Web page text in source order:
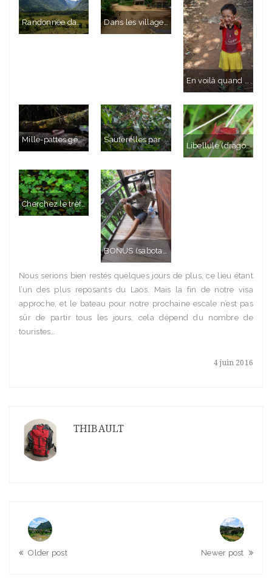
4 juin 2016
Randonnée dans les rizières, un peu plus vertes que celles du Myanmar Dans les villages reculés, nous n’osons pas prendre des photos des habitants, cela fait trop ‘zoo’, et le décalage paraît énorme entre nos tenues de randonnée et certains enfants presques nus. Attention, la nudité chez les enfants n’est pas forcément liée à la pauvreté, mais semble juste l’habit le plus simple plutôt que de changer des couches…
En voilà quand même une sympa.
Mille-pattes géant ! Sauterelles par milliards sur un arbre bien particulier. On croyait entendre la pluie en passant à côté, c’était juste ces milliers d’insectes qui grignotaient les feuilles …
Libellule (dragonfly en anglais, on s’améliore !)
Cherchez le trèfle à 3 feuilles maintenant !
BONUS (sabotage de Sophia) : Je crois que Thibault a oublié de mettre cette photo de son accident de hamac … La vie d’aventurier n’est pas de tout repos !
Nous serions bien restés quelques jours de plus, ce lieu étant
l’un des plus reposants du Laos. Mais la fin de notre visa
approche, et le bateau pour notre prochaine escale n’est pas
sûr de partir tous les jours, cela dépend du nombre de
touristes…
THIBAULT
Older post Newer post